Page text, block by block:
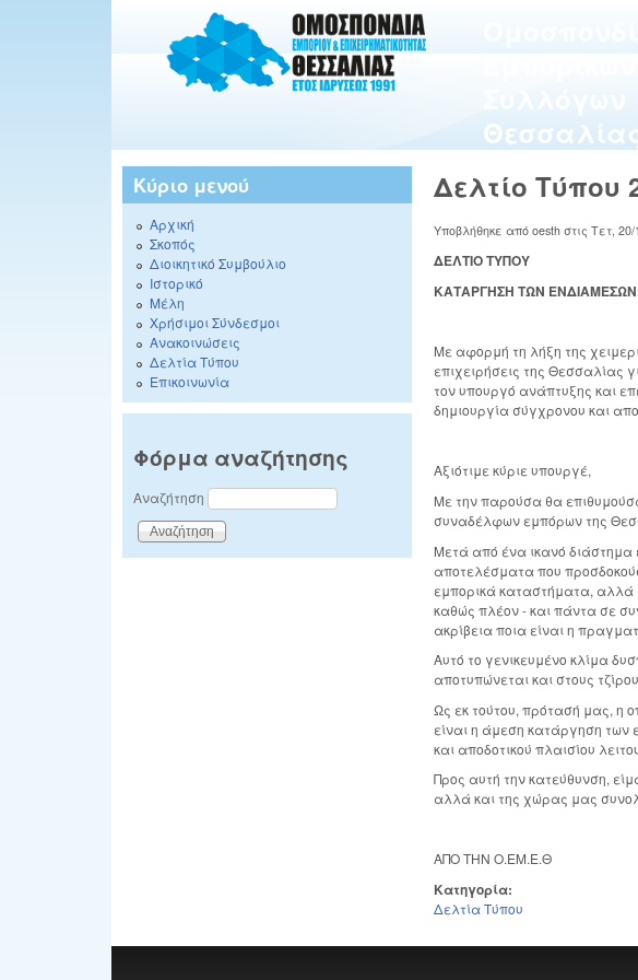
Δελτίο Τύπου
Υποβλήθηκε από oesth στις Τετ, 20/
ΔΕΛΤΙΟ ΤΥΠΟΥ
ΚΑΤΑΡΓΗΣΗ ΤΩΝ
Με αφορμή τη λήξη της
επιχειρήσεις της Θεσσαλίας
τον υπουργό ανάπτυξης και
δημιουργία σύγχρονου και
Αξιότιμε κύριε υπουργέ,
Με την παρούσα θα
συναδέλφων εμπόρων της
Μετά από ένα ικανό
αποτελέσματα που
εμπορικά καταστήματα, αλλά
καθώς πλέον - και πάντα σε
ακρίβεια ποια είναι η
Αυτό το γενικευμένο κλίμα
αποτυπώνεται και στους
Ως εκ τούτου, πρότασή μας, η
είναι η άμεση κατάργηση των
και αποδοτικού πλαισίου
Προς αυτή την κατεύθυνση,
αλλά και της χώρας μας
ΑΠΟ ΤΗΝ Ο.ΕΜ.Ε.Θ
Κατηγορία:
Δελτία Τύπου
Κύριο μενού
Αρχική
Σκοπός
Διοικητικό Συμβούλιο
Ιστορικό
Μέλη
Χρήσιμοι Σύνδεσμοι
Ανακοινώσεις
Δελτία Τύπου
Επικοινωνία
Φόρμα αναζήτησης
Αναζήτηση